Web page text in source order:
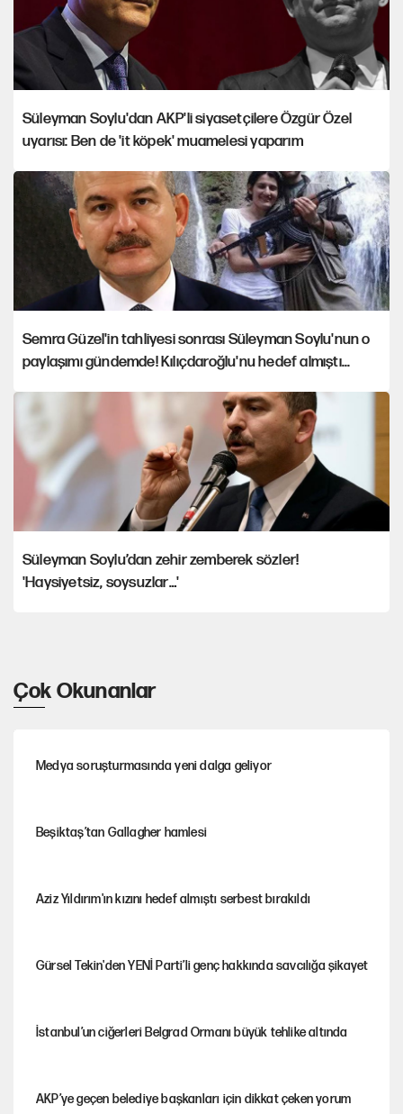
Süleyman Soylu'dan AKP'li siyasetçilere Özgür Özel
uyarısı: Ben de 'it köpek' muamelesi yaparım
Semra Güzel'in tahliyesi sonrası Süleyman Soylu'nun o
paylaşımı gündemde! Kılıçdaroğlu'nu hedef almıştı...
Süleyman Soylu’dan zehir zemberek sözler!
'Haysiyetsiz, soysuzlar…'
Çok Okunanlar
Medya soruşturmasında yeni dalga geliyor
Beşiktaş’tan Gallagher hamlesi
Aziz Yıldırım'ın kızını hedef almıştı serbest bırakıldı
Gürsel Tekin'den YENİ Parti’li genç hakkında savcılığa şikayet
İstanbul’un ciğerleri Belgrad Ormanı büyük tehlike altında
AKP’ye geçen belediye başkanları için dikkat çeken yorum